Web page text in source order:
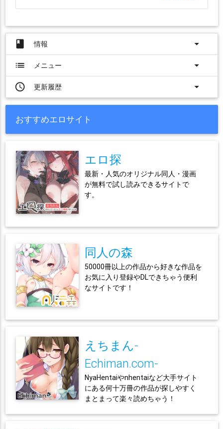
book 情報
arrow_drop_down
list
メニュー
arrow_drop_down
access_time
更新履歴 arrow_drop_down
おすすめエロサイト
エロ探
最新・人気のオリジナル同人・漫画
が無料で試し読みできるサイトで
す。
同人の森
50000冊以上の作品から好きな作品を
お気に入り登録やDLできちゃう便利
なサイトです！
えちまん-
Echiman.com-
NyaHentaiやnhentaiなど大手サイト
にある何十万冊の作品が探しやすく
まとまって楽々読めちゃう！